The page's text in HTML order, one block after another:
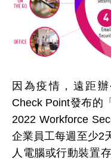
因為疫情，遠距
Check Point發布的
2022 Workforce
企業員工每週至少2
人電腦或行動裝置